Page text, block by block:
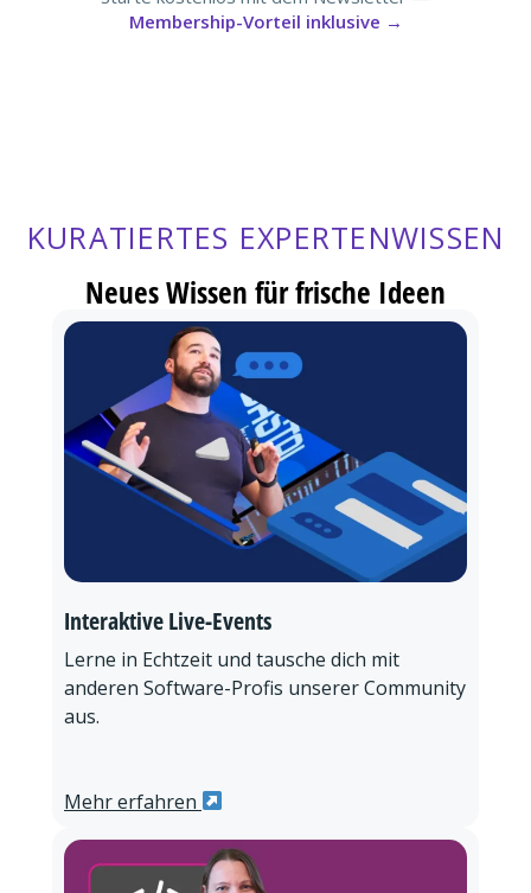
Membership-Vorteil inklusive →
KURATIERTES EXPERTENWISSEN
Neues Wissen für frische Ideen
Interaktive Live-Events
Lerne in Echtzeit und tausche dich mit
anderen Software-Profis unserer Community
aus.
Mehr erfahren